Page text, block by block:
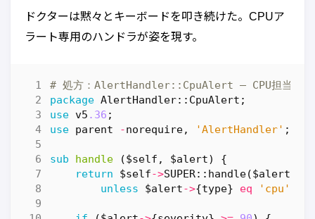
ドクターは黙々とキーボードを叩き続けた。CPUア
ラート専用のハンドラが姿を現す。
# 処方：AlertHandler::CpuAlert — CPU担当ハン
package AlertHandler::CpuAlert ;
use v5 .36 ;
use parent -norequire, 'AlertHandler' ;
sub handle
($self, $alert) {
return
$self->SUPER:: handle($alert
unless
$alert->{type} eq 'cpu'